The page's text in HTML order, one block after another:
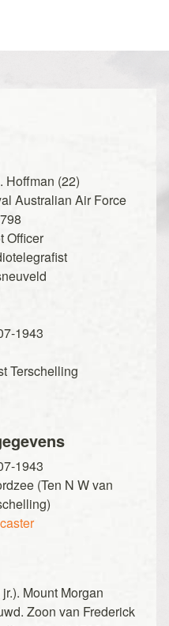
Hoffman (22)
Australian Air Force
Officer
1943
Terschelling
1943
(Ten N W van
Mount Morgan
Zoon van Frederick